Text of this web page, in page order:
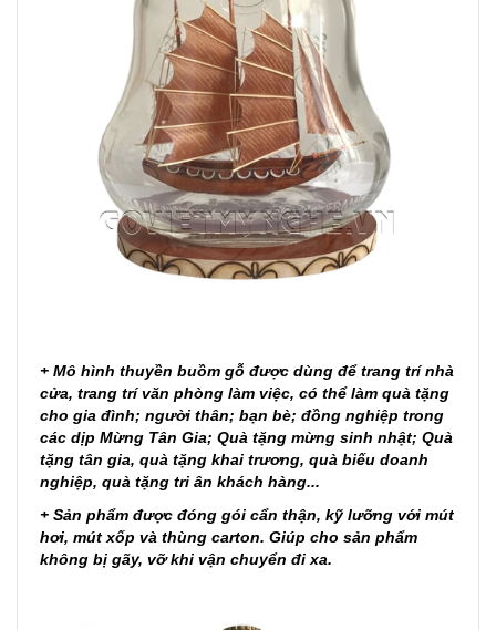
+ Mô hình thuyền buồm gỗ được dùng để trang trí nhà
cửa, trang trí văn phòng làm việc, có thể làm quà tặng
cho gia đình; người thân; bạn bè; đồng nghiệp trong
các dịp Mừng Tân Gia; Quà tặng mừng sinh nhật; Quà
tặng tân gia, quà tặng khai trương, quà biếu doanh
nghiệp, quà tặng tri ân khách hàng...
+ Sản phẩm được đóng gói cẩn thận, kỹ lưỡng với mút
hơi, mút xốp và thùng carton. Giúp cho sản phẩm
không bị gãy, vỡ khi vận chuyển đi xa.